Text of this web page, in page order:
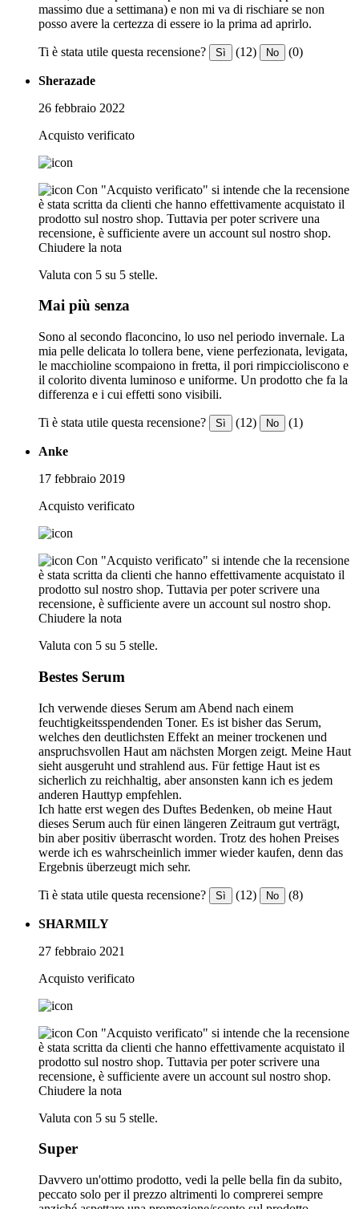
massimo due a settimana) e non mi va di rischiare se non
posso avere la certezza di essere io la prima ad aprirlo.
Ti è stata utile questa recensione? Sì (12) No (0)
Sherazade
26 febbraio 2022
Acquisto verificato
Con "Acquisto verificato" si intende che la recensione
è stata scritta da clienti che hanno effettivamente acquistato il
prodotto sul nostro shop. Tuttavia per poter scrivere una
recensione, è sufficiente avere un account sul nostro shop.
Chiudere la nota
Valuta con 5 su 5 stelle.
Mai più senza
Sono al secondo flaconcino, lo uso nel periodo invernale. La
mia pelle delicata lo tollera bene, viene perfezionata, levigata,
le macchioline scompaiono in fretta, il pori rimpiccioliscono e
il colorito diventa luminoso e uniforme. Un prodotto che fa la
differenza e i cui effetti sono visibili.
Ti è stata utile questa recensione? Sì (12) No (1)
Anke
17 febbraio 2019
Acquisto verificato
Con "Acquisto verificato" si intende che la recensione
è stata scritta da clienti che hanno effettivamente acquistato il
prodotto sul nostro shop. Tuttavia per poter scrivere una
recensione, è sufficiente avere un account sul nostro shop.
Chiudere la nota
Valuta con 5 su 5 stelle.
Bestes Serum
Ich verwende dieses Serum am Abend nach einem
feuchtigkeitsspendenden Toner. Es ist bisher das Serum,
welches den deutlichsten Effekt an meiner trockenen und
anspruchsvollen Haut am nächsten Morgen zeigt. Meine Haut
sieht ausgeruht und strahlend aus. Für fettige Haut ist es
sicherlich zu reichhaltig, aber ansonsten kann ich es jedem
anderen Hauttyp empfehlen.
Ich hatte erst wegen des Duftes Bedenken, ob meine Haut
dieses Serum auch für einen längeren Zeitraum gut verträgt,
bin aber positiv überrascht worden. Trotz des hohen Preises
werde ich es wahrscheinlich immer wieder kaufen, denn das
Ergebnis überzeugt mich sehr.
Ti è stata utile questa recensione? Sì (12) No (8)
SHARMILY
27 febbraio 2021
Acquisto verificato
Con "Acquisto verificato" si intende che la recensione
è stata scritta da clienti che hanno effettivamente acquistato il
prodotto sul nostro shop. Tuttavia per poter scrivere una
recensione, è sufficiente avere un account sul nostro shop.
Chiudere la nota
Valuta con 5 su 5 stelle.
Super
Davvero un'ottimo prodotto, vedi la pelle bella fin da subito,
peccato solo per il prezzo altrimenti lo comprerei sempre